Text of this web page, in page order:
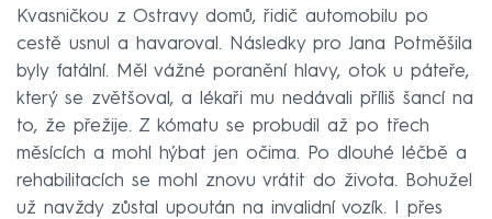
Kvasničkou z Ostravy domů, řidič automobilu po
cestě usnul a havaroval. Následky pro Jana Potměšila
byly fatální. Měl vážné poranění hlavy, otok u páteře,
který se zvětšoval, a lékaři mu nedávali příliš šancí na
to, že přežije. Z kómatu se probudil až po třech
měsících a mohl hýbat jen očima. Po dlouhé léčbě a
rehabilitacích se mohl znovu vrátit do života. Bohužel
už navždy zůstal upoután na invalidní vozík. I přes